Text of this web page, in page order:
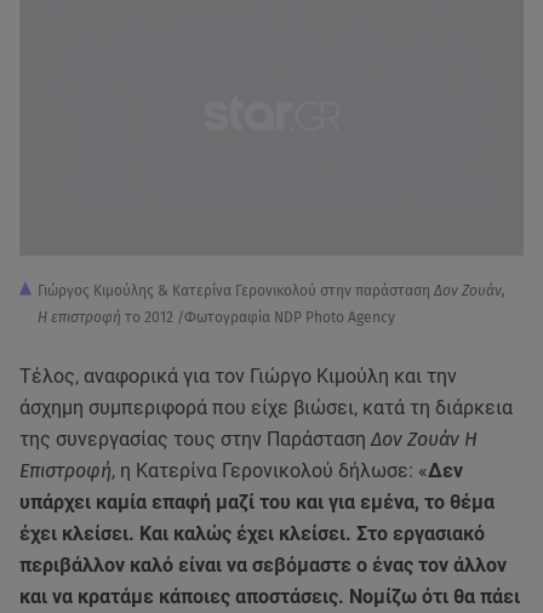
Γιώργος Κιμούλης & Κατερίνα Γερονικολού στην παράσταση Δον Ζουάν,
Η επιστροφή το 2012 /Φωτογραφία NDP Photo Agency
Τέλος, αναφορικά για τον Γιώργο Κιμούλη και την
άσχημη συμπεριφορά που είχε βιώσει, κατά τη διάρκεια
της συνεργασίας τους στην ΠαράστασηΔον Ζουάν Η
Επιστροφή, η Κατερίνα Γερονικολού δήλωσε: «Δεν
υπάρχει καμία επαφή μαζί του και για εμένα, το θέμα
έχει κλείσει. Και καλώς έχει κλείσει. Στο εργασιακό
περιβάλλον καλό είναι να σεβόμαστε ο ένας τον άλλον
και να κρατάμε κάποιες αποστάσεις. Νομίζω ότι θα πάει